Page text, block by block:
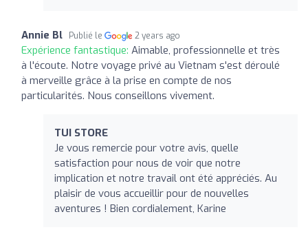
Annie Bl Publié le 2 years ago
Expérience fantastique: Aimable, professionnelle et très
à l'écoute. Notre voyage privé au Vietnam s'est déroulé
à merveille grâce à la prise en compte de nos
particularités. Nous conseillons vivement.
TUI STORE
Je vous remercie pour votre avis, quelle
satisfaction pour nous de voir que notre
implication et notre travail ont été appréciés. Au
plaisir de vous accueillir pour de nouvelles
aventures ! Bien cordialement, Karine